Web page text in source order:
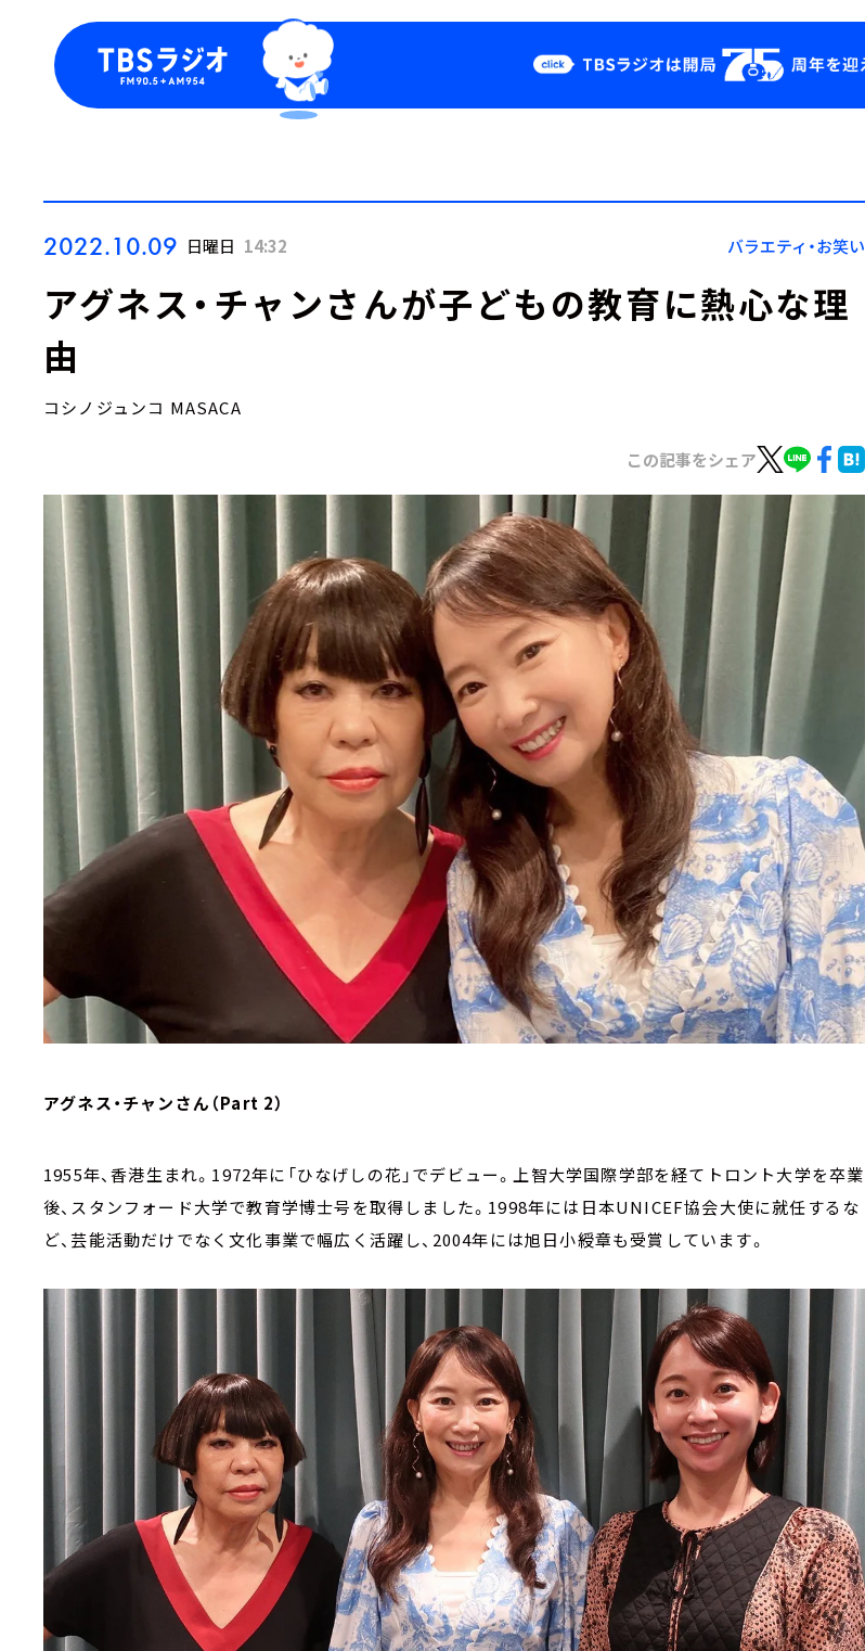
Podcast
YouTube
会社情報
2022.10.09 日曜日 14:32 バラエティ・お笑い
アグネス・チャンさんが子どもの教育に熱心な理
由
コシノジュンコ MASACA
この記事をシェア
アグネス・チャンさん（Part 2）
1955年、香港生まれ。1972年に「ひなげしの花」でデビュー。上智大学国際学部を経てトロント大学を卒業
後、スタンフォード大学で教育学博士号を取得しました。1998年には日本UNICEF協会大使に就任するな
ど、芸能活動だけでなく文化事業で幅広く活躍し、2004年には旭日小綬章も受賞しています。